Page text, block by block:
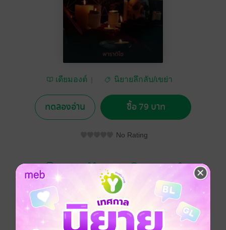
เดียมองต์
นิยายลึกลับ/เขย่า
ทดลองอ่าน ซื้อ 79 บาท
No Rating
อยากได้ ซื้อเป็นของขวัญ ติดตาม
มนต์ขลังแห่งความน่ากลัวยัง “คลิก” กับใครบางคน